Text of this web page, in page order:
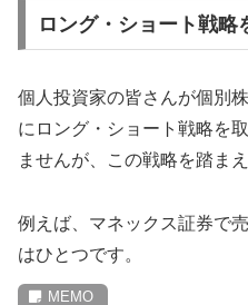
ロング・ショート戦略
個人投資家の皆さんが個別
にロング・ショート戦略を
ませんが、この戦略を踏ま
例えば、マネックス証券で
はひとつです。